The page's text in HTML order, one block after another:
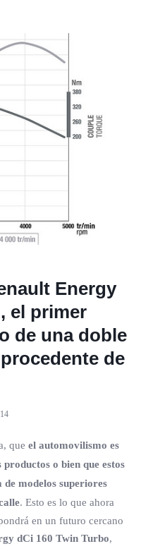
Energy
el primer
de una doble
de
que el automovilismo es
o bien que estos
de modelos superiores
. Esto es lo que ahora
en un futuro cercano
dCi 160 Twin Turbo,